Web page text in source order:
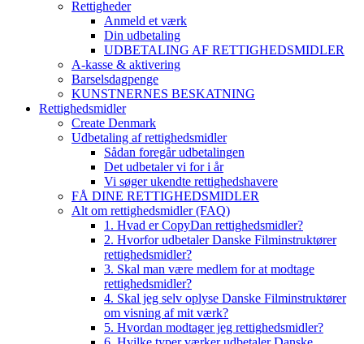
Rettigheder
Anmeld et værk
Din udbetaling
UDBETALING AF RETTIGHEDSMIDLER
A-kasse & aktivering
Barselsdagpenge
KUNSTNERNES BESKATNING
Rettighedsmidler
Create Denmark
Udbetaling af rettighedsmidler
Sådan foregår udbetalingen
Det udbetaler vi for i år
Vi søger ukendte rettighedshavere
FÅ DINE RETTIGHEDSMIDLER
Alt om rettighedsmidler (FAQ)
1. Hvad er CopyDan rettighedsmidler?
2. Hvorfor udbetaler Danske Filminstruktører
rettighedsmidler?
3. Skal man være medlem for at modtage
rettighedsmidler?
4. Skal jeg selv oplyse Danske Filminstruktører
om visning af mit værk?
5. Hvordan modtager jeg rettighedsmidler?